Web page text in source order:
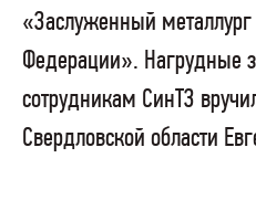
«Заслуженный металлург
Федерации». Нагрудные
сотрудникам СинТЗ
Свердловской области